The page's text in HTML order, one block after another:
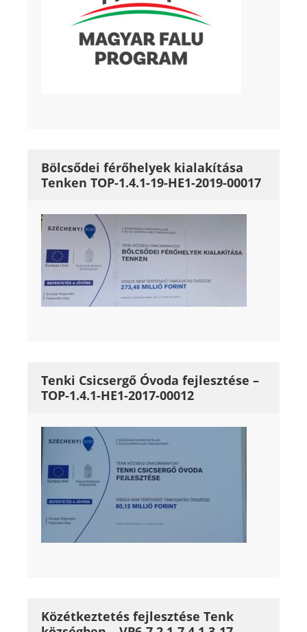
Bölcsődei férőhelyek kialakítása
Tenken TOP-1.4.1-19-HE1-2019-00017
Tenki Csicsergő Óvoda fejlesztése –
TOP-1.4.1-HE1-2017-00012
Közétkeztetés fejlesztése Tenk